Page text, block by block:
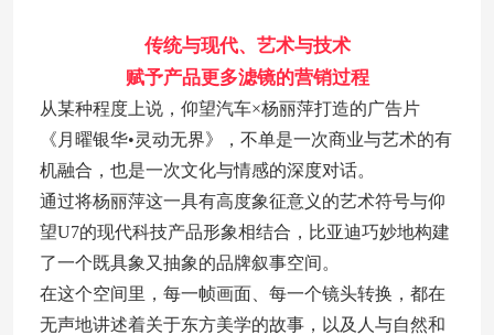
传统与现代、艺术与技术
赋予产品更多滤镜的营销过程
从某种程度上说，仰望汽车×杨丽萍打造的广告片
《月曜银华•灵动无界》，不单是一次商业与艺术的有
机融合，也是一次文化与情感的深度对话。
通过将杨丽萍这一具有高度象征意义的艺术符号与仰
望U7的现代科技产品形象相结合，比亚迪巧妙地构建
了一个既具象又抽象的品牌叙事空间。
在这个空间里，每一帧画面、每一个镜头转换，都在
无声地讲述着关于东方美学的故事，以及人与自然和